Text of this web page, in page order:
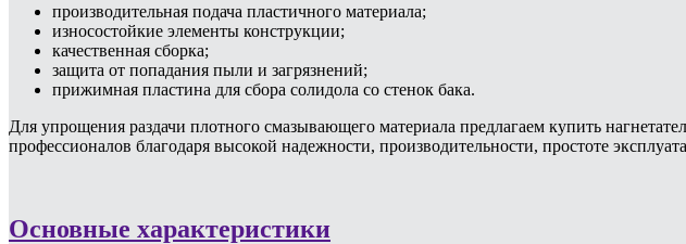
производительная подача пластичного материала;
износостойкие элементы конструкции;
качественная сборка;
защита от попадания пыли и загрязнений;
прижимная пластина для сбора солидола со стенок бака.
Для упрощения раздачи плотного смазывающего материала предлагаем купить
профессионалов благодаря высокой надежности, производительности, простоте
Основные характеристики